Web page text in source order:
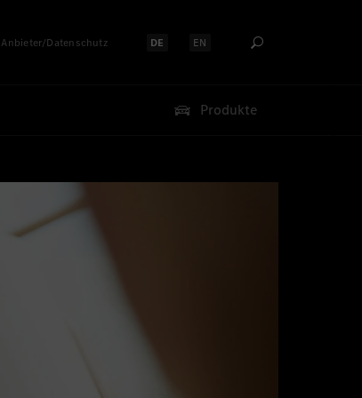
Anbieter/Datenschutz Sprache auswählen:
DE Sprache auswählen:
EN
Produkte